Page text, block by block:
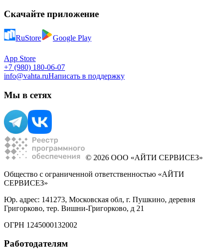
Скачайте приложение
RuStore Google Play
App Store
+7 (980) 180-06-07
info@vahta.ruНаписать в поддержку
Мы в сетях
© 2026 ООО «АЙТИ СЕРВИСЕЗ»
Общество с ограниченной ответственностью «АЙТИ
СЕРВИСЕЗ»
Юр. адрес: 141273, Московская обл, г. Пушкино, деревня
Григорково, тер. Вишни-Григорково, д 21
ОГРН 1245000132002
Работодателям